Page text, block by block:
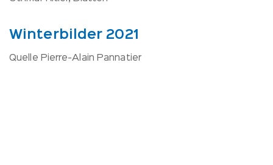
Winterbilder 2021
Quelle Pierre-Alain Pannatier